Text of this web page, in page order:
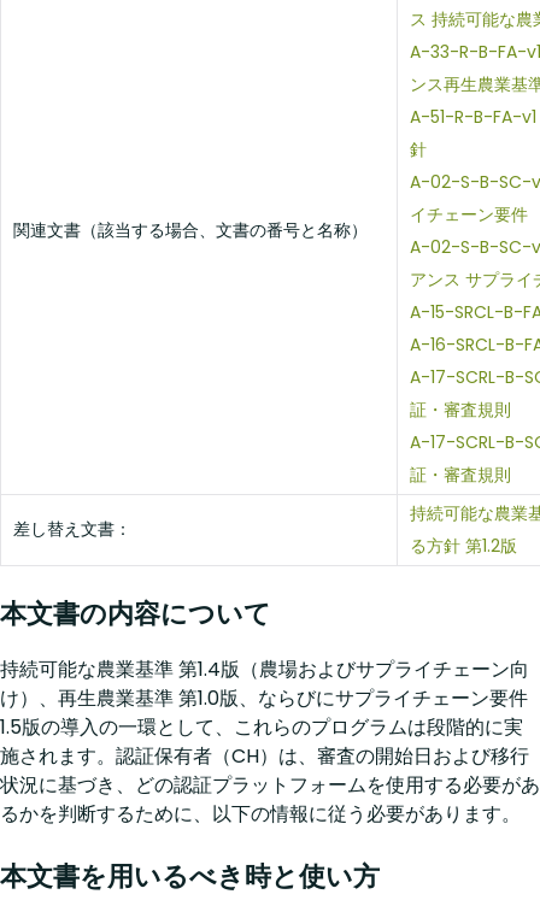
関連文書（該当する場合、文書の番号と名称）
ス 持続可能な
A-33-R-B-FA-
ンス再生農業基
A-51-R-B-FA-v1
針
A-02-S-B-SC-
イチェーン要件
A-02-S-B-SC-
アンス サプライ
A-15-SRCL-B-
A-16-SRCL-B-
A-17-SCRL-B-
証・審査規則
A-17-SCRL-B-
証・審査規則
差し替え文書：
持続可能な農業
る方針 第1.2版
本文書の内容について
持続可能な農業基準 第1.4版（農場およびサプライチェーン向
け）、再生農業基準 第1.0版、ならびにサプライチェーン要件
1.5版の導入の一環として、これらのプログラムは段階的に実
施されます。認証保有者（CH）は、審査の開始日および移行
状況に基づき、どの認証プラットフォームを使用する必要があ
るかを判断するために、以下の情報に従う必要があります。
本文書を用いるべき時と使い方